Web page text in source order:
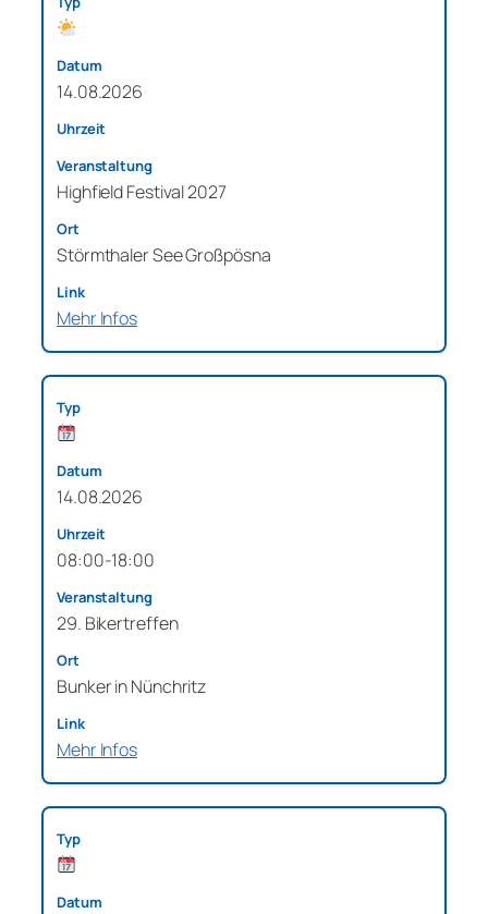
14.08.2026
Highfield Festival 2027
Störmthaler See Großpösna
Mehr Infos
14.08.2026
08:00-18:00
29. Bikertreffen
Bunker in Nünchritz
Mehr Infos